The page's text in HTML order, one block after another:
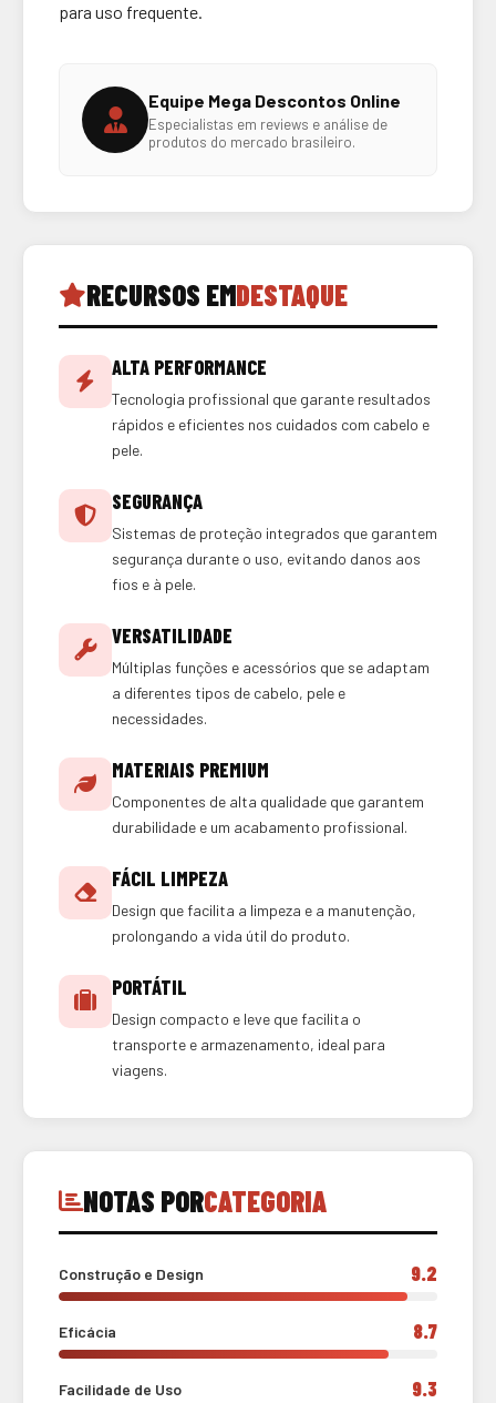
para uso frequente.
Equipe Mega Descontos Online
Especialistas em reviews e análise de
produtos do mercado brasileiro.
RECURSOS EMDESTAQUE
ALTA PERFORMANCE
Tecnologia profissional que garante resultados
rápidos e eficientes nos cuidados com cabelo e
pele.
SEGURANÇA
Sistemas de proteção integrados que garantem
segurança durante o uso, evitando danos aos
fios e à pele.
VERSATILIDADE
Múltiplas funções e acessórios que se adaptam
a diferentes tipos de cabelo, pele e
necessidades.
MATERIAIS PREMIUM
Componentes de alta qualidade que garantem
durabilidade e um acabamento profissional.
FÁCIL LIMPEZA
Design que facilita a limpeza e a manutenção,
prolongando a vida útil do produto.
PORTÁTIL
Design compacto e leve que facilita o
transporte e armazenamento, ideal para
viagens.
NOTAS PORCATEGORIA
Construção e Design 9.2
Eficácia 8.7
Facilidade de Uso 9.3